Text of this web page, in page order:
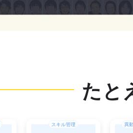
スキル管理